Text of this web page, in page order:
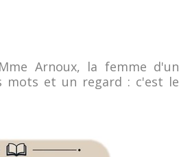
Arnoux, la femme d'un
mots et un regard : c'est le